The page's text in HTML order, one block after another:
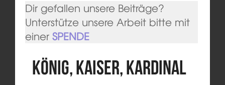
Dir gefallen unsere Beiträge?
Unterstütze unsere Arbeit bitte mit
einer SPENDE
König, Kaiser, Kardinal